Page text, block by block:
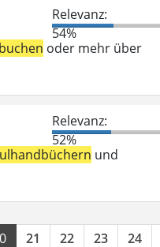
Relevanz:
54%
buchen oder mehr über
Relevanz:
52%
und
21 22 23 24